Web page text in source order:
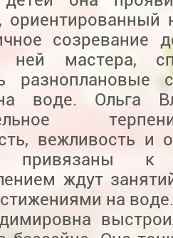
ориентированный
созревание
мастера,
разноплановые
воде. Ольга
вежливость и
привязаны
ждут
на воде.